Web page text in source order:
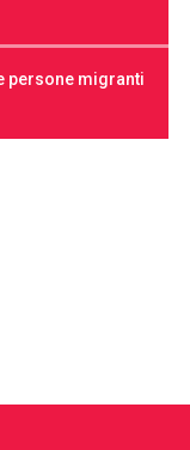
persone migranti